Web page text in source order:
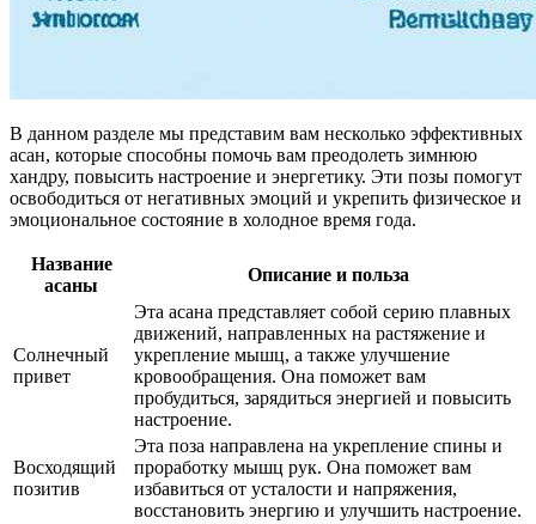
В данном разделе мы представим вам несколько эффективных
асан, которые способны помочь вам преодолеть зимнюю
хандру, повысить настроение и энергетику. Эти позы помогут
освободиться от негативных эмоций и укрепить физическое и
эмоциональное состояние в холодное время года.
Название
асаны
Описание и польза
Солнечный
привет
Эта асана представляет собой серию плавных
движений, направленных на растяжение и
укрепление мышц, а также улучшение
кровообращения. Она поможет вам
пробудиться, зарядиться энергией и повысить
настроение.
Восходящий
позитив
Эта поза направлена на укрепление спины и
проработку мышц рук. Она поможет вам
избавиться от усталости и напряжения,
восстановить энергию и улучшить настроение.